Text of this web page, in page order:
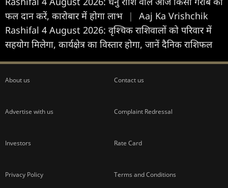
फल दान करें, कारोबार में होगा लाभ
|
Aaj Ka Vrishchik
Rashifal 4 August 2026: वृश्चिक राशिवालों को परिवार में
सहयोग मिलेगा, कार्यक्षेत्र का विस्तार होगा, जानें दैनिक राशिफल
About us Contact us
Advertise with us Complaint Redressal
Investors Rate Card
Privacy Policy Terms and Conditions